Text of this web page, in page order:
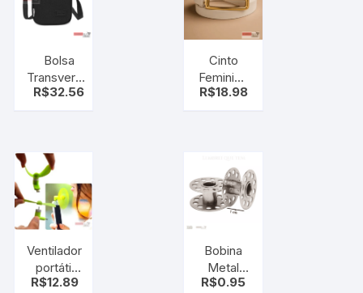
Bolsa
Transversal
Para
Tipo
Carteira
Feminina
Masculina
R$32.56
Cinto
Feminino
Elegante
– Moda e
Estilo
R$18.98
Ventilador
portátil
Micro
R$12.89
Bobina
Metal
Alta –
R$0.95